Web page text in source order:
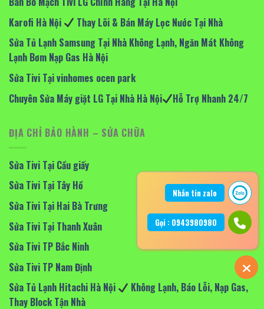
Karofi Hà Nội
Thay Lõi & Bán Máy Lọc Nước Tại Nhà
Sửa Tủ Lạnh Samsung Tại Nhà Không Lạnh, Ngăn Mát Không
Lạnh Bơm Nạp Gas Hà Nội
Sửa Tivi Tại vinhomes ocen park
Chuyên Sửa Máy giặt LG Tại Nhà Hà Nội
Hỗ Trợ Nhanh 24/7
ĐỊA CHỈ BẢO HÀNH – SỬA CHỮA
Sửa Tivi Tại Cầu giấy
Sửa Tivi Tại Tây Hồ
Sửa Tivi Tại Hai Bà Trưng
Sửa Tivi Tại Thanh Xuân
Sửa Tivi TP Bắc Ninh
Sửa Tivi TP Nam Định
Sửa Tủ Lạnh Hitachi Hà Nội
Không Lạnh, Báo Lỗi, Nạp Gas,
Thay Block Tận Nhà
Nhắn tin zalo
Gọi : 0943980980